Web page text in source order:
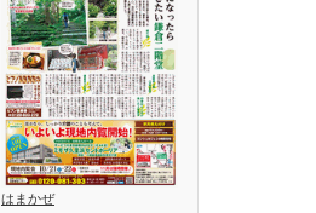
はまかぜ